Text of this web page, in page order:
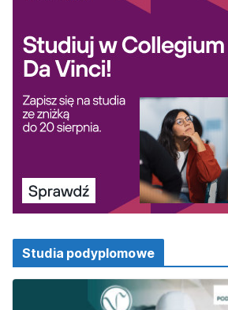
Studia podyplomowe